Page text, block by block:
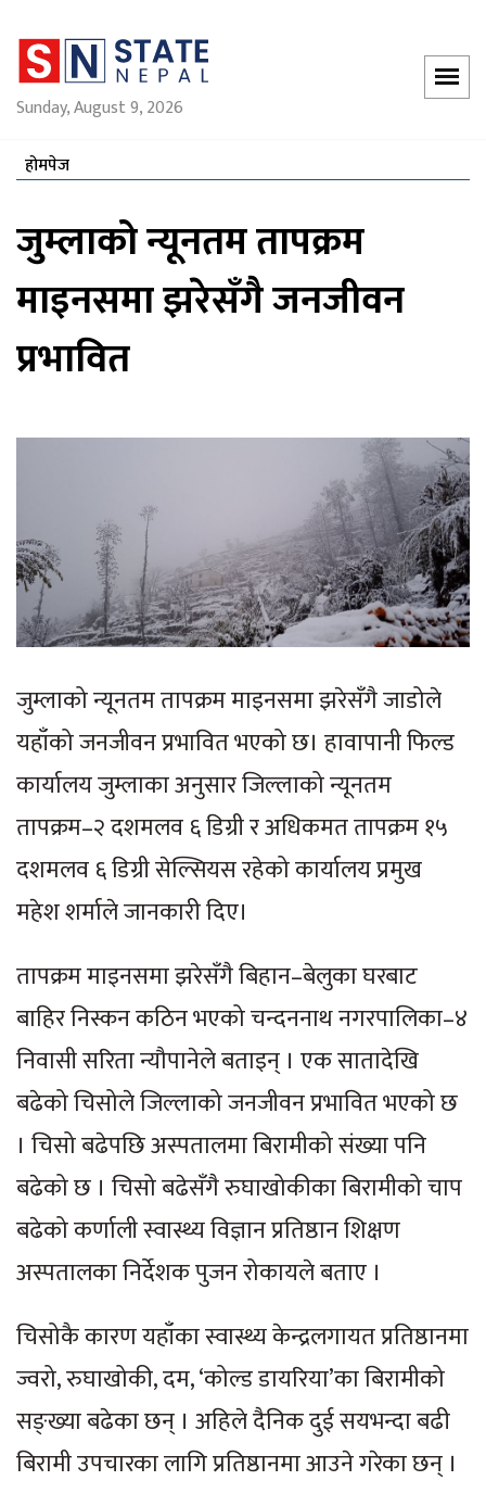
Sunday, August 9, 2026
होमपेज
जुम्लाको न्यूनतम तापक्रम
माइनसमा झरेसँगै जनजीवन
प्रभावित
जुम्लाको न्यूनतम तापक्रम माइनसमा झरेसँगै जाडोले
यहाँको जनजीवन प्रभावित भएको छ। हावापानी फिल्ड
कार्यालय जुम्लाका अनुसार जिल्लाको न्यूनतम
तापक्रम–२ दशमलव ६ डिग्री र अधिकमत तापक्रम १५
दशमलव ६ डिग्री सेल्सियस रहेको कार्यालय प्रमुख
महेश शर्माले जानकारी दिए।
तापक्रम माइनसमा झरेसँगै बिहान–बेलुका घरबाट
बाहिर निस्कन कठिन भएको चन्दननाथ नगरपालिका–४
निवासी सरिता न्यौपानेले बताइन् । एक सातादेखि
बढेको चिसोले जिल्लाको जनजीवन प्रभावित भएको छ
। चिसो बढेपछि अस्पतालमा बिरामीको संख्या पनि
बढेको छ । चिसो बढेसँगै रुघाखोकीका बिरामीको चाप
बढेको कर्णाली स्वास्थ्य विज्ञान प्रतिष्ठान शिक्षण
अस्पतालका निर्देशक पुजन रोकायले बताए ।
चिसोकै कारण यहाँका स्वास्थ्य केन्द्रलगायत प्रतिष्ठानमा
ज्वरो, रुघाखोकी, दम, ‘कोल्ड डायरिया’का बिरामीको
सङ्ख्या बढेका छन् । अहिले दैनिक दुई सयभन्दा बढी
बिरामी उपचारका लागि प्रतिष्ठानमा आउने गरेका छन् ।